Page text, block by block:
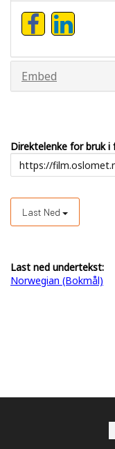
Embed
Direktelenke for bruk i
Last Ned
Last ned undertekst:
Norwegian (Bokmål)